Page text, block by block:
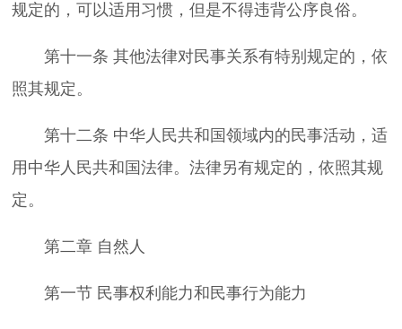
规定的，可以适用习惯，但是不得违背公序良俗。
第十一条 其他法律对民事关系有特别规定的，依
照其规定。
第十二条 中华人民共和国领域内的民事活动，适
用中华人民共和国法律。法律另有规定的，依照其规
定。
第二章 自然人
第一节 民事权利能力和民事行为能力